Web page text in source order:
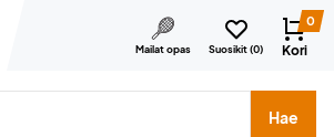
Mailat opas Suosikit (0)
0
Kori
merkkejä jne.
Hae